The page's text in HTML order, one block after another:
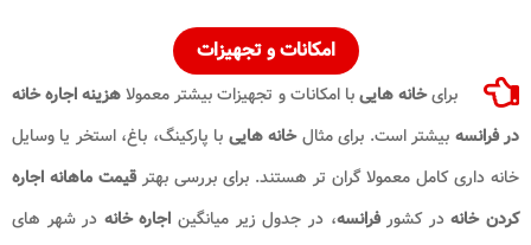
امکانات و تجهیزات
برایخانه هاییبا امکانات و تجهیزات بیشتر معمولاهزینه اجاره خانه
در فرانسه بیشتر است. برای مثالخانه هایی با پارکینگ، باغ، استخر یا وسایل
خانه داری کامل معمولا گران تر هستند. برای بررسی بهترقیمت ماهانه اجاره
کردن خانهدر کشورفرانسه، در جدول زیر میانگیناجاره خانه در شهر های